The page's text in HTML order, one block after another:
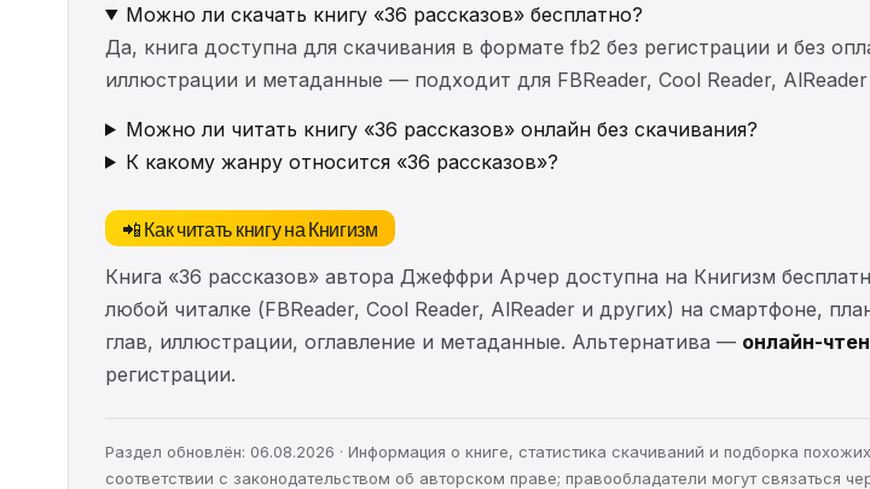
Можно ли скачать книгу «36 рассказов» бесплатно?
Да, книга доступна для скачивания в формате fb2 без регистрации и без
иллюстрации и метаданные — подходит для FBReader, Cool Reader,
Можно ли читать книгу «36 рассказов» онлайн без скачивания?
К какому жанру относится «36 рассказов»?
📲 Как читать книгу на Книгизм
Книга «36 рассказов» автора Джеффри Арчер доступна на Книгизм
любой читалке (FBReader, Cool Reader, AlReader и других) на смартфоне,
глав, иллюстрации, оглавление и метаданные. Альтернатива — онлайн-
регистрации.
Раздел обновлён: 06.08.2026 · Информация о книге, статистика скачиваний и подборка
соответствии с законодательством об авторском праве; правообладатели могут связаться